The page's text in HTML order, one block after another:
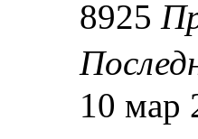
8925
10 мар